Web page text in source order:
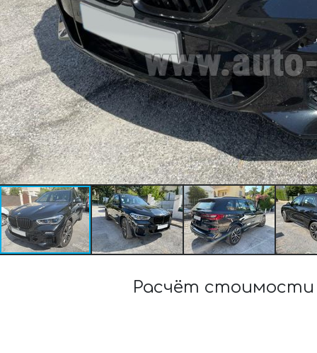
Расчёт стоимости